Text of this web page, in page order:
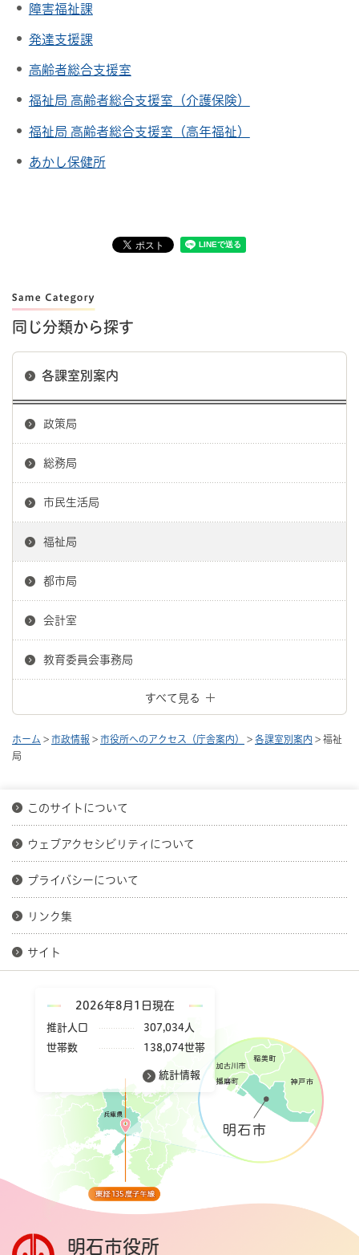
障害福祉課
発達支援課
高齢者総合支援室
福祉局 高齢者総合支援室 （介護保険）
福祉局 高齢者総合支援室 （高年福祉）
あかし保健所
同じ分類から探す
各課室別案内
政策局
総務局
市民生活局
福祉局
都市局
会計室
教育委員会事務局
すべて見る
ホーム > 市政情報 > 市役所へのアクセス（庁舎案内） > 各課室別案内 > 福祉
局
このサイトについて
ウェブアクセシビリティについて
プライバシーについて
リンク集
サイト
2026年8月1日現在
推計人口
307,034人
世帯数
138,074世帯
統計情報
明石市役所